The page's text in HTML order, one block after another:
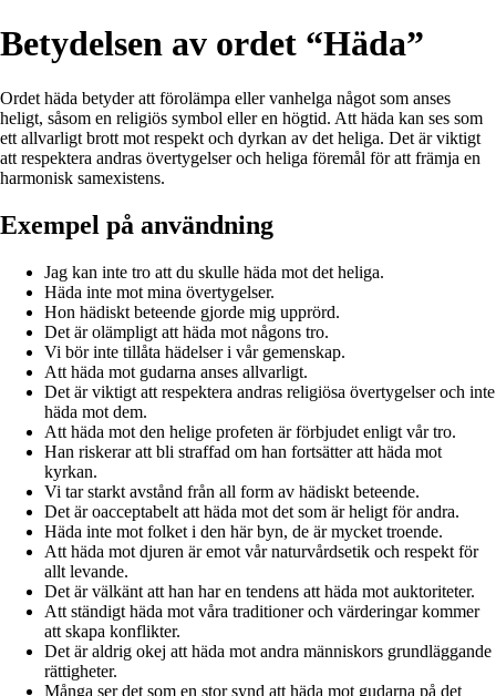
Betydelsen av ordet “Häda”
Ordet häda betyder att förolämpa eller vanhelga något som anses
heligt, såsom en religiös symbol eller en högtid. Att häda kan ses som
ett allvarligt brott mot respekt och dyrkan av det heliga. Det är viktigt
att respektera andras övertygelser och heliga föremål för att främja en
harmonisk samexistens.
Exempel på användning
Jag kan inte tro att du skulle häda mot det heliga.
Häda inte mot mina övertygelser.
Hon hädiskt beteende gjorde mig upprörd.
Det är olämpligt att häda mot någons tro.
Vi bör inte tillåta hädelser i vår gemenskap.
Att häda mot gudarna anses allvarligt.
Det är viktigt att respektera andras religiösa övertygelser och inte
häda mot dem.
Att häda mot den helige profeten är förbjudet enligt vår tro.
Han riskerar att bli straffad om han fortsätter att häda mot
kyrkan.
Vi tar starkt avstånd från all form av hädiskt beteende.
Det är oacceptabelt att häda mot det som är heligt för andra.
Häda inte mot folket i den här byn, de är mycket troende.
Att häda mot djuren är emot vår naturvårdsetik och respekt för
allt levande.
Det är välkänt att han har en tendens att häda mot auktoriteter.
Att ständigt häda mot våra traditioner och värderingar kommer
att skapa konflikter.
Det är aldrig okej att häda mot andra människors grundläggande
rättigheter.
Många ser det som en stor synd att häda mot gudarna på det